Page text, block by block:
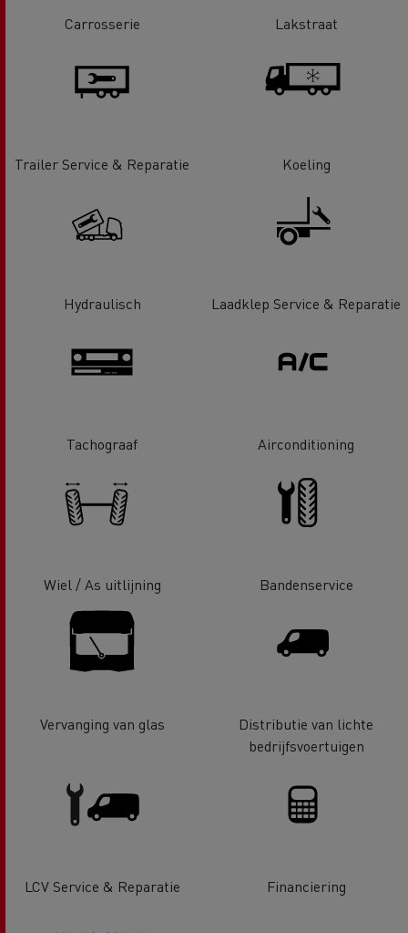
Carrosserie Lakstraat
Trailer Service & Reparatie Koeling
Hydraulisch Laadklep Service & Reparatie
Tachograaf Airconditioning
Wiel / As uitlijning Bandenservice
Vervanging van glas
Distributie van lichte
bedrijfsvoertuigen
LCV Service & Reparatie Financiering